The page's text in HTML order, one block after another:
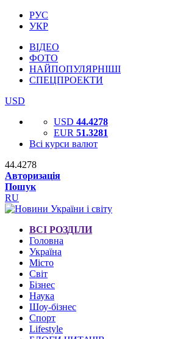
РУС
УКР
ВІДЕО
ФОТО
НАЙПОПУЛЯРНІШІ
СПЕЦПРОЕКТИ
USD
USD 44.4278
EUR 51.3281
Всі курси валют
44.4278
Авторизація
Пошук
RU
ВСІ РОЗДІЛИ
Головна
Україна
Місто
Світ
Бізнес
Наука
Шоу-бізнес
Спорт
Lifestyle